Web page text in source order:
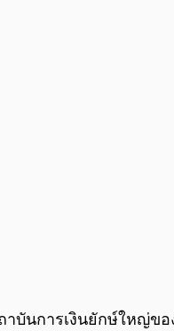
าบันการเงินยักษ์ใหญ่ข